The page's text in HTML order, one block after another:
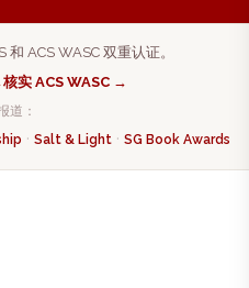
ACS WASC 双重认证。
核实 ACS WASC →
道：
· Salt & Light · SG Book Awards